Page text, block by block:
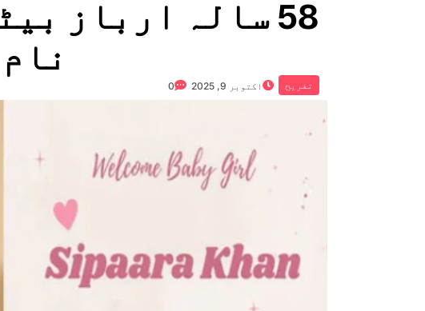
58 سالہ ارباز
تفریح اکتوبر 9, 2025 0